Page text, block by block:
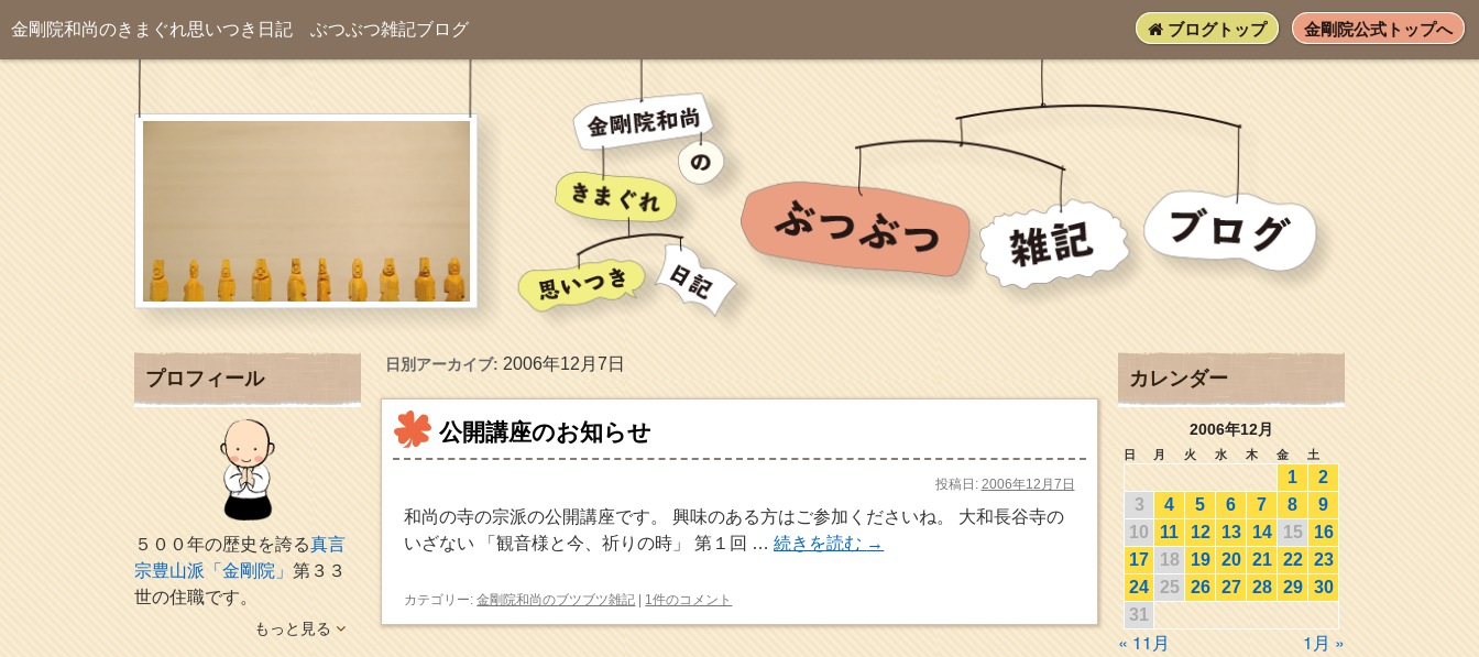
金剛院和尚のきまぐれ思いつき日記 ぶつぶつ雑記ブログ ブログトップ 金剛院公式トップへ
日別アーカイブ:2006年12月7日
公開講座のお知らせ
投稿日: 2006年12月7日
和尚の寺の宗派の公開講座です。 興味のある方はご参加くださいね。 大和長谷寺の
いざない 「観音様と今、祈りの時」 第１回 …続きを読む →
カテゴリー: 金剛院和尚のブツブツ雑記 1件のコメント
プロフィール
５００年の歴史を誇る真言
宗豊山派「金剛院」第３３
世の住職です。
もっと見る
カレンダー
2006年12月
日 月 火 水 木 金 土
1
2
3
4 5 6 7 8
9
10
11 12 13 14 15
16
17
18 19 20 21 22 23
24
25 26 27 28 29 30
31
« 11月 1月 »